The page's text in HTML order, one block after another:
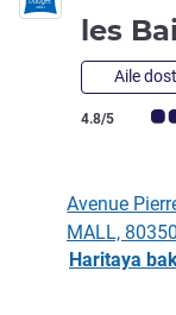
les
Aile
Avis
4.8/5
Avenue
MALL,
Haritaya